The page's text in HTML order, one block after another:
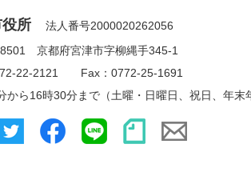
所
法人番号2000020262056
京都府宮津市字柳縄手345-1
22-2121 Fax：0772-25-1691
ら16時30分まで（土曜・日曜日、祝日、年末